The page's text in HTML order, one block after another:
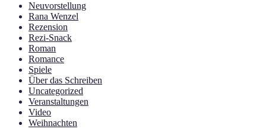
Neuvorstellung
Rana Wenzel
Rezension
Rezi-Snack
Roman
Romance
Spiele
Über das Schreiben
Uncategorized
Veranstaltungen
Video
Weihnachten